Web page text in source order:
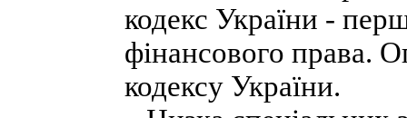
кодекс України -
фінансового права.
кодексу України.